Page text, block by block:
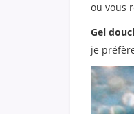
ou vous
Gel
je